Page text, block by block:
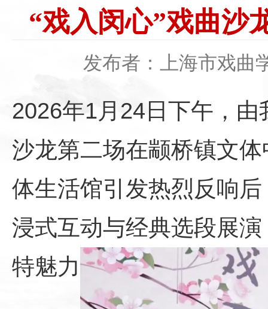
“戏入闵心”戏曲沙
发布者：上海市戏曲
2026年1月24日下午，由
沙龙第二场在颛桥镇文
体生活馆引发热烈反响
浸式互动与经典选段展
特魅力